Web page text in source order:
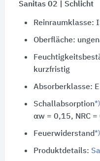
Sanitas 02 | Schlicht
Reinraumklasse:
Oberfläche:
kurzfristig
Absorberklasse:
Schallabsorption*)
αw = 0,15, NRC
Feuerwiderstand*)
Produktdetails: